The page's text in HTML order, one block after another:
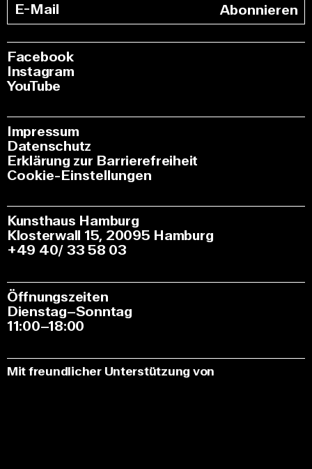
Abonnieren
Facebook
Instagram
YouTube
Impressum
Datenschutz
Erklärung zur Barrierefreiheit
Cookie-Einstellungen
Kunsthaus Hamburg
Klosterwall 15, 20095 Hamburg
+49 40/ 33 58 03
Öffnungszeiten
Dienstag–Sonntag
11:00–18:00
Mit freundlicher Unterstützung von